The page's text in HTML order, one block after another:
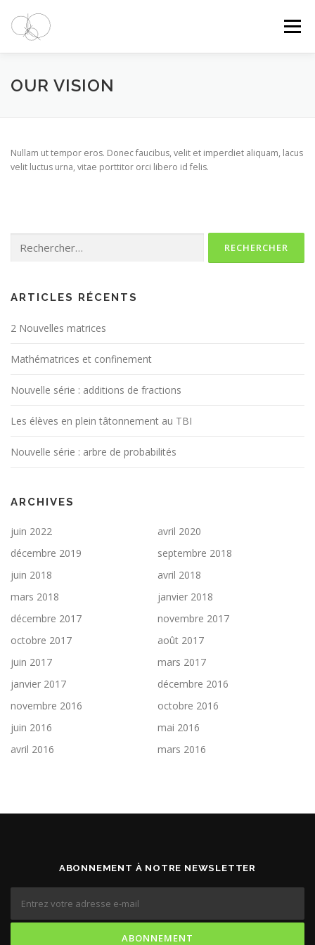
contenu
Menu
ACTUALITÉS CYCLES
OUR VISION
Nullam ut tempor eros. Donec faucibus, velit et imperdiet aliquam, lacus
velit luctus urna, vitae porttitor orci libero id felis.
ARTICLES RÉCENTS
2 Nouvelles matrices
Mathématrices et confinement
Nouvelle série : additions de fractions
Les élèves en plein tâtonnement au TBI
Nouvelle série : arbre de probabilités
ARCHIVES
juin 2022
avril 2020
décembre 2019
septembre 2018
juin 2018
avril 2018
mars 2018
janvier 2018
décembre 2017
novembre 2017
octobre 2017
août 2017
juin 2017
mars 2017
janvier 2017
décembre 2016
novembre 2016
octobre 2016
juin 2016
mai 2016
avril 2016
mars 2016
ABONNEMENT À NOTRE NEWSLETTER